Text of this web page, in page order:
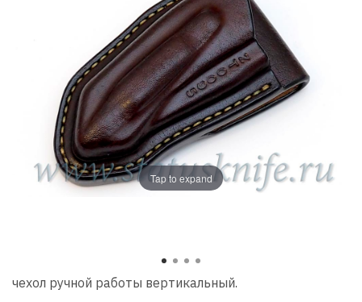
Tap to expand
чехол ручной работы вертикальный.